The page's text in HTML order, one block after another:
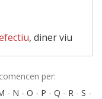
, diner viu
per:
- N - O - P - Q - R - S -